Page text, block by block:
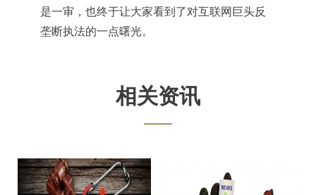
是一审，也终于让大家看到了对互联网巨头反
垄断执法的一点曙光。
相关资讯